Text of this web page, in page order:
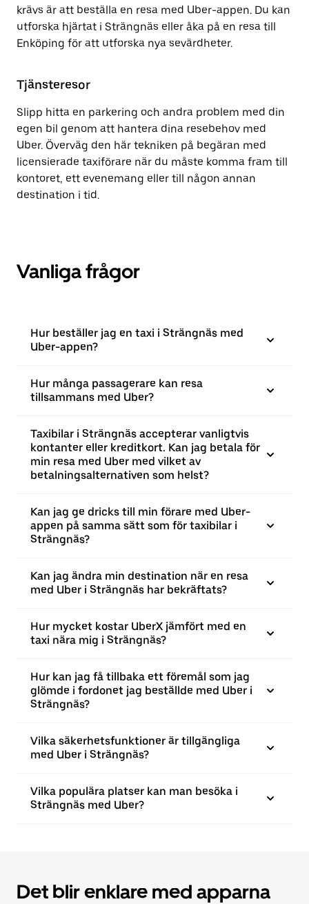
krävs är att beställa en resa med Uber-appen. Du kan
utforska hjärtat i Strängnäs eller åka på en resa till
Enköping för att utforska nya sevärdheter.
Tjänsteresor
Slipp hitta en parkering och andra problem med din
egen bil genom att hantera dina resebehov med
Uber. Överväg den här tekniken på begäran med
licensierade taxiförare när du måste komma fram till
kontoret, ett evenemang eller till någon annan
destination i tid.
Vanliga frågor
Hur beställer jag en taxi i Strängnäs med
Uber-appen?
Hur många passagerare kan resa
tillsammans med Uber?
Taxibilar i Strängnäs accepterar vanligtvis
kontanter eller kreditkort. Kan jag betala för
min resa med Uber med vilket av
betalningsalternativen som helst?
Kan jag ge dricks till min förare med Uber-
appen på samma sätt som för taxibilar i
Strängnäs?
Kan jag ändra min destination när en resa
med Uber i Strängnäs har bekräftats?
Hur mycket kostar UberX jämfört med en
taxi nära mig i Strängnäs?
Hur kan jag få tillbaka ett föremål som jag
glömde i fordonet jag beställde med Uber i
Strängnäs?
Vilka säkerhetsfunktioner är tillgängliga
med Uber i Strängnäs?
Vilka populära platser kan man besöka i
Strängnäs med Uber?
Det blir enklare med apparna